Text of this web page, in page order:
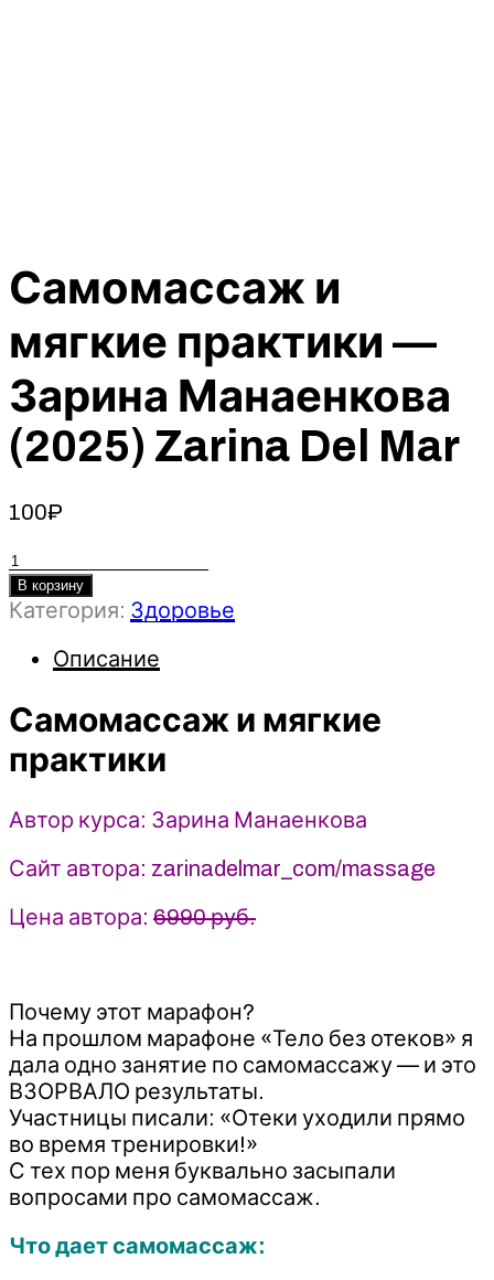
Самомассаж и
мягкие практики —
Зарина Манаенкова
(2025) Zarina Del Mar
100₽
Количество
товара
Самомассаж
мягкие
-
Манаенкова
Zarina
Mar
В корзину
Категория: Здоровье
Описание
Самомассаж и мягкие
практики
Автор курса: Зарина Манаенкова
Сайт автора: zarinadelmar_com/massage
Цена автора: 6990 руб.
Почему этот марафон?
На прошлом марафоне «Тело без отеков» я
дала одно занятие по самомассажу — и это
ВЗОРВАЛО результаты.
Участницы писали: «Отеки уходили прямо
во время тренировки!»
С тех пор меня буквально засыпали
вопросами про самомассаж.
Что дает самомассаж: